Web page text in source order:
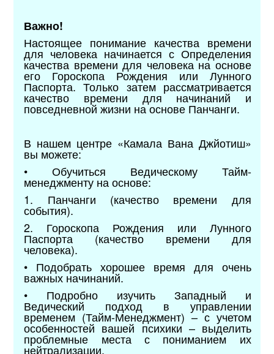
Важно!
Настоящее понимание качества времени
для человека начинается с Определения
качества времени для человека на основе
его Гороскопа Рождения или Лунного
Паспорта. Только затем рассматривается
качество времени для начинаний и
повседневной жизни на основе Панчанги.
В нашем центре «Камала Вана Джйотиш»
вы можете:
• Обучиться Ведическому Тайм-
менеджменту на основе:
1. Панчанги (качество времени для
события).
2. Гороскопа Рождения или Лунного
Паспорта (качество времени для
человека).
• Подобрать хорошее время для очень
важных начинаний.
• Подробно изучить Западный и
Ведический подход в управлении
временем (Тайм-Менеджмент) – с учетом
особенностей вашей психики – выделить
проблемные места с пониманием их
нейтрализации.